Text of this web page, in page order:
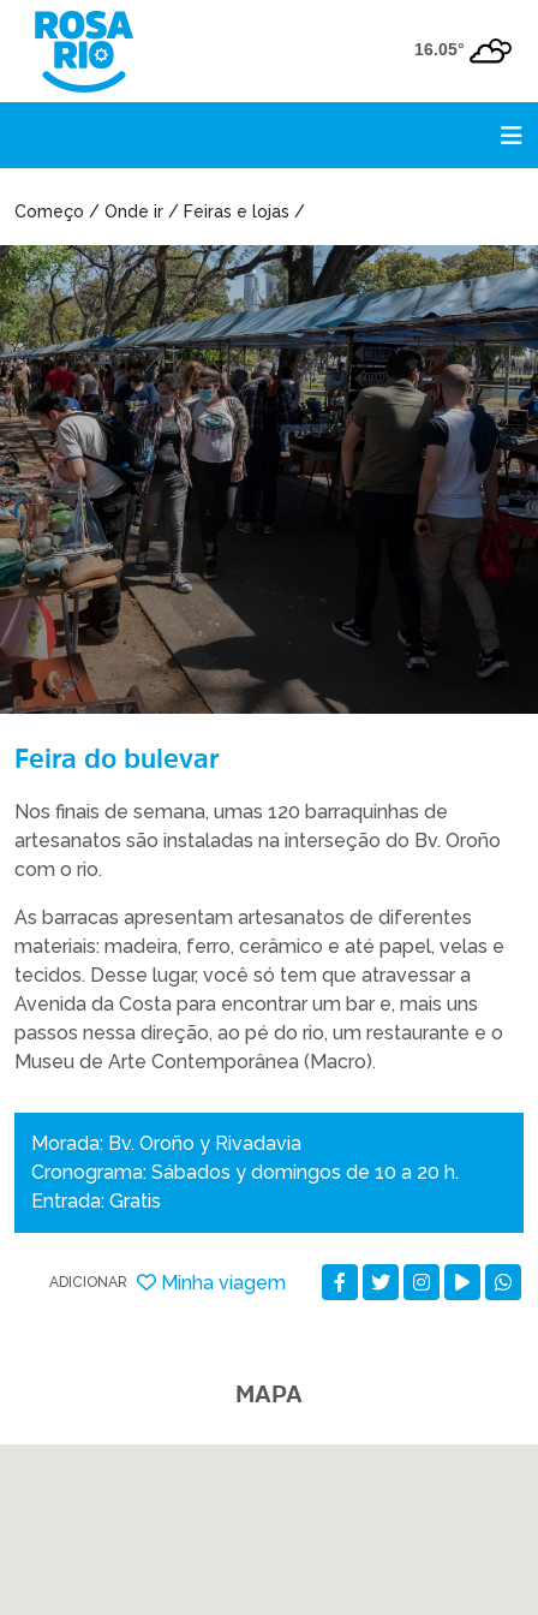
16.05°
Começo / Onde ir / Feiras e lojas /
Feira do bulevar
Nos finais de semana, umas 120 barraquinhas de
artesanatos são instaladas na interseção do Bv. Oroño
com o rio.
As barracas apresentam artesanatos de diferentes
materiais: madeira, ferro, cerâmico e até papel, velas e
tecidos. Desse lugar, você só tem que atravessar a
Avenida da Costa para encontrar um bar e, mais uns
passos nessa direção, ao pé do rio, um restaurante e o
Museu de Arte Contemporânea (Macro).
Morada: Bv. Oroño y Rivadavia
Cronograma: Sábados y domingos de 10 a 20 h.
Entrada: Gratis
ADICIONAR Minha viagem
MAPA